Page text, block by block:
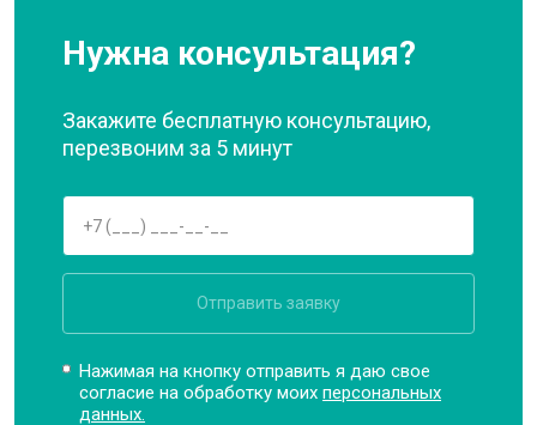
Нужна консультация?
Закажите бесплатную консультацию,
перезвоним за 5 минут
Отправить заявку
Нажимая на кнопку отправить я даю свое
согласие на обработку моихперсональных
данных.